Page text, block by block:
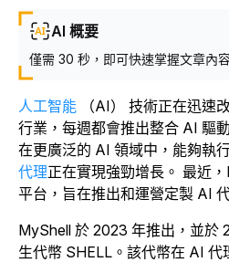
AI 概要
僅需 30 秒，即可快速掌握文章內
人工智能
（AI） 技術正在迅速
行業，每週都會推出整合 AI 驅
在更廣泛的 AI 領域中， 能夠執
代理正在實現強勁增長。 最近
平台，旨在推出和運營定製 AI
MyShell 於 2023 年推出，並於
生代幣 SHELL。該代幣在 AI 代